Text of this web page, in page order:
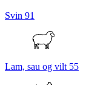
Svin 91
Lam, sau og vilt 55